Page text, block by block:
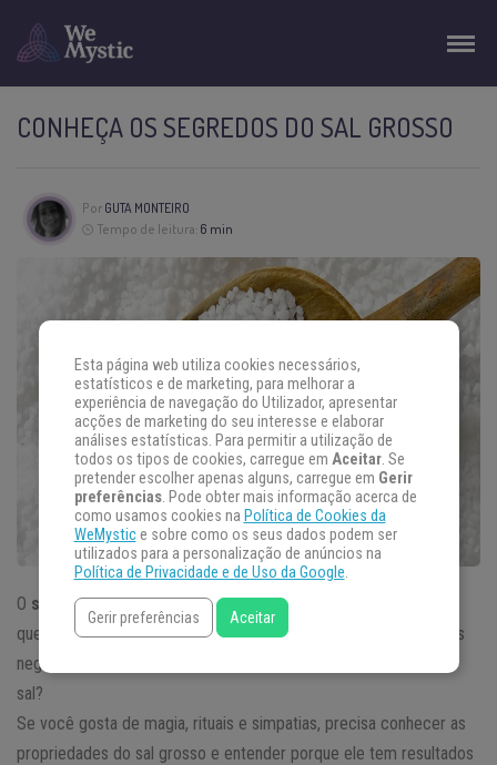
CONHEÇA OS SEGREDOS DO SAL GROSSO
Por GUTA MONTEIRO
Tempo de leitura: 6 min
O sal grossoé muito usado em rituais de limpeza, proteção,
quebra demal olhado, contra inveja ou neutralização de energias
negativas. Mas você sabe porquê? O que há de tão especial no
sal?
Se você gosta de magia, rituais e simpatias, precisa conhecer as
propriedades do sal grosso e entender porque ele tem resultados
Esta página web utiliza cookies necessários,
estatísticos e de marketing, para melhorar a
experiência de navegação do Utilizador, apresentar
acções de marketing do seu interesse e elaborar
análises estatísticas. Para permitir a utilização de
todos os tipos de cookies, carregue em Aceitar. Se
pretender escolher apenas alguns, carregue em Gerir
preferências. Pode obter mais informação acerca de
como usamos cookies na Política de Cookies da
WeMystice sobre como os seus dados podem ser
utilizados para a personalização de anúncios na
Política de Privacidade e de Uso da Google.
Gerir preferências Aceitar